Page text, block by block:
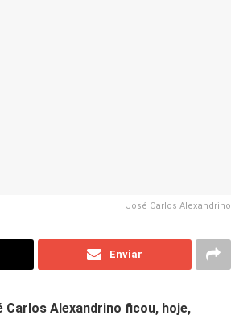
José Carlos Alexandrino
Enviar
Carlos Alexandrino ficou, hoje,